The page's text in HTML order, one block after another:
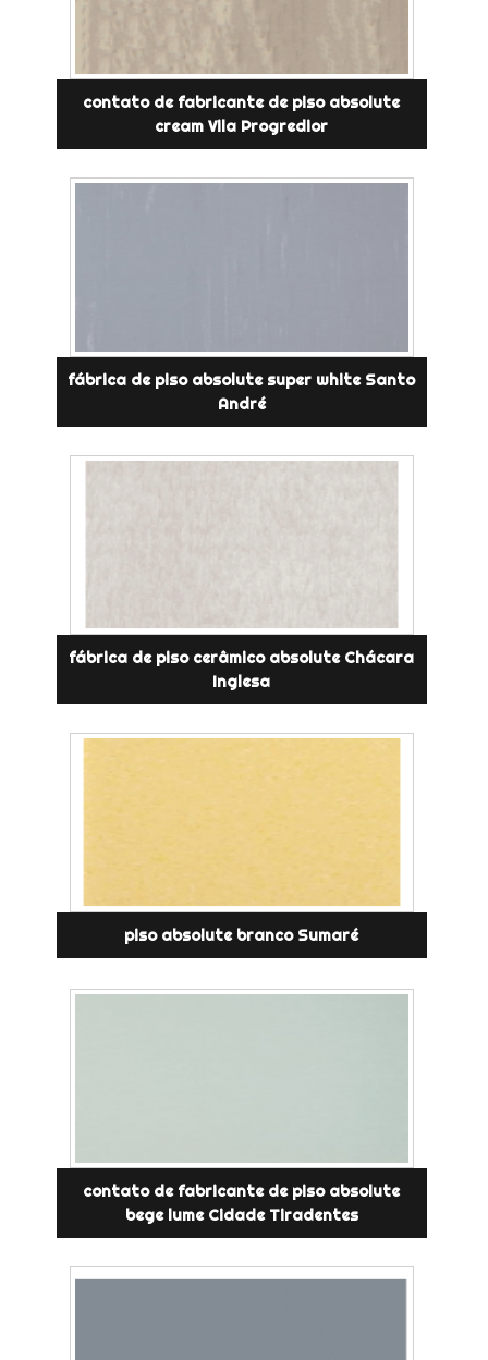
contato de fabricante de piso absolute
cream Vila Progredior
fábrica de piso absolute super white Santo
André
fábrica de piso cerâmico absolute Chácara
Inglesa
piso absolute branco Sumaré
contato de fabricante de piso absolute
bege lume Cidade Tiradentes